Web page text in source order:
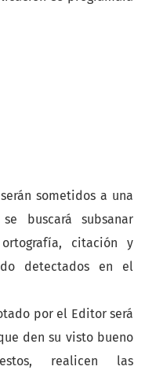
sometidos a una
buscará subsanar
citación y
detectados en el
por el Editor será
den su visto bueno
realicen las